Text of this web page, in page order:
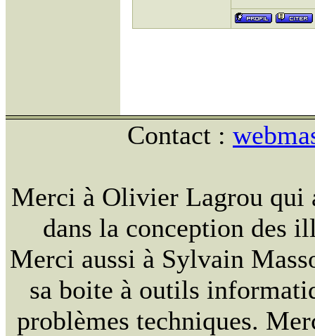
Contact :
Merci à Olivier Lagrou qui
dans la conception des
Merci aussi à Sylvain
sa boite à outils
problèmes techniques.